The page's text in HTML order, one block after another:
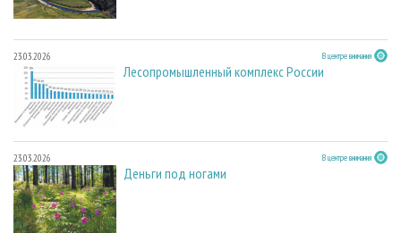
23.03.2026 В центре внимания
Лесопромышленный комплекс России
23.03.2026 В центре внимания
Деньги под ногами